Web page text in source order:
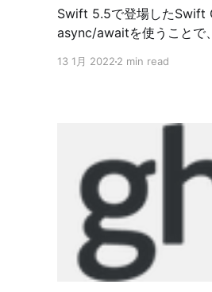
Swift 5.5で登場したSwift
async/awaitを使うことで
に使えるかをSwift
使う場合、まず最初にす
というフレームワークを
す。 明示的にインポー
型を実行すると「スコー
ない」とエラーになりま
エラーにはならず、実行
した。 例えば_Concurrencyをインポートしないで
13 1月 2022 2 min read